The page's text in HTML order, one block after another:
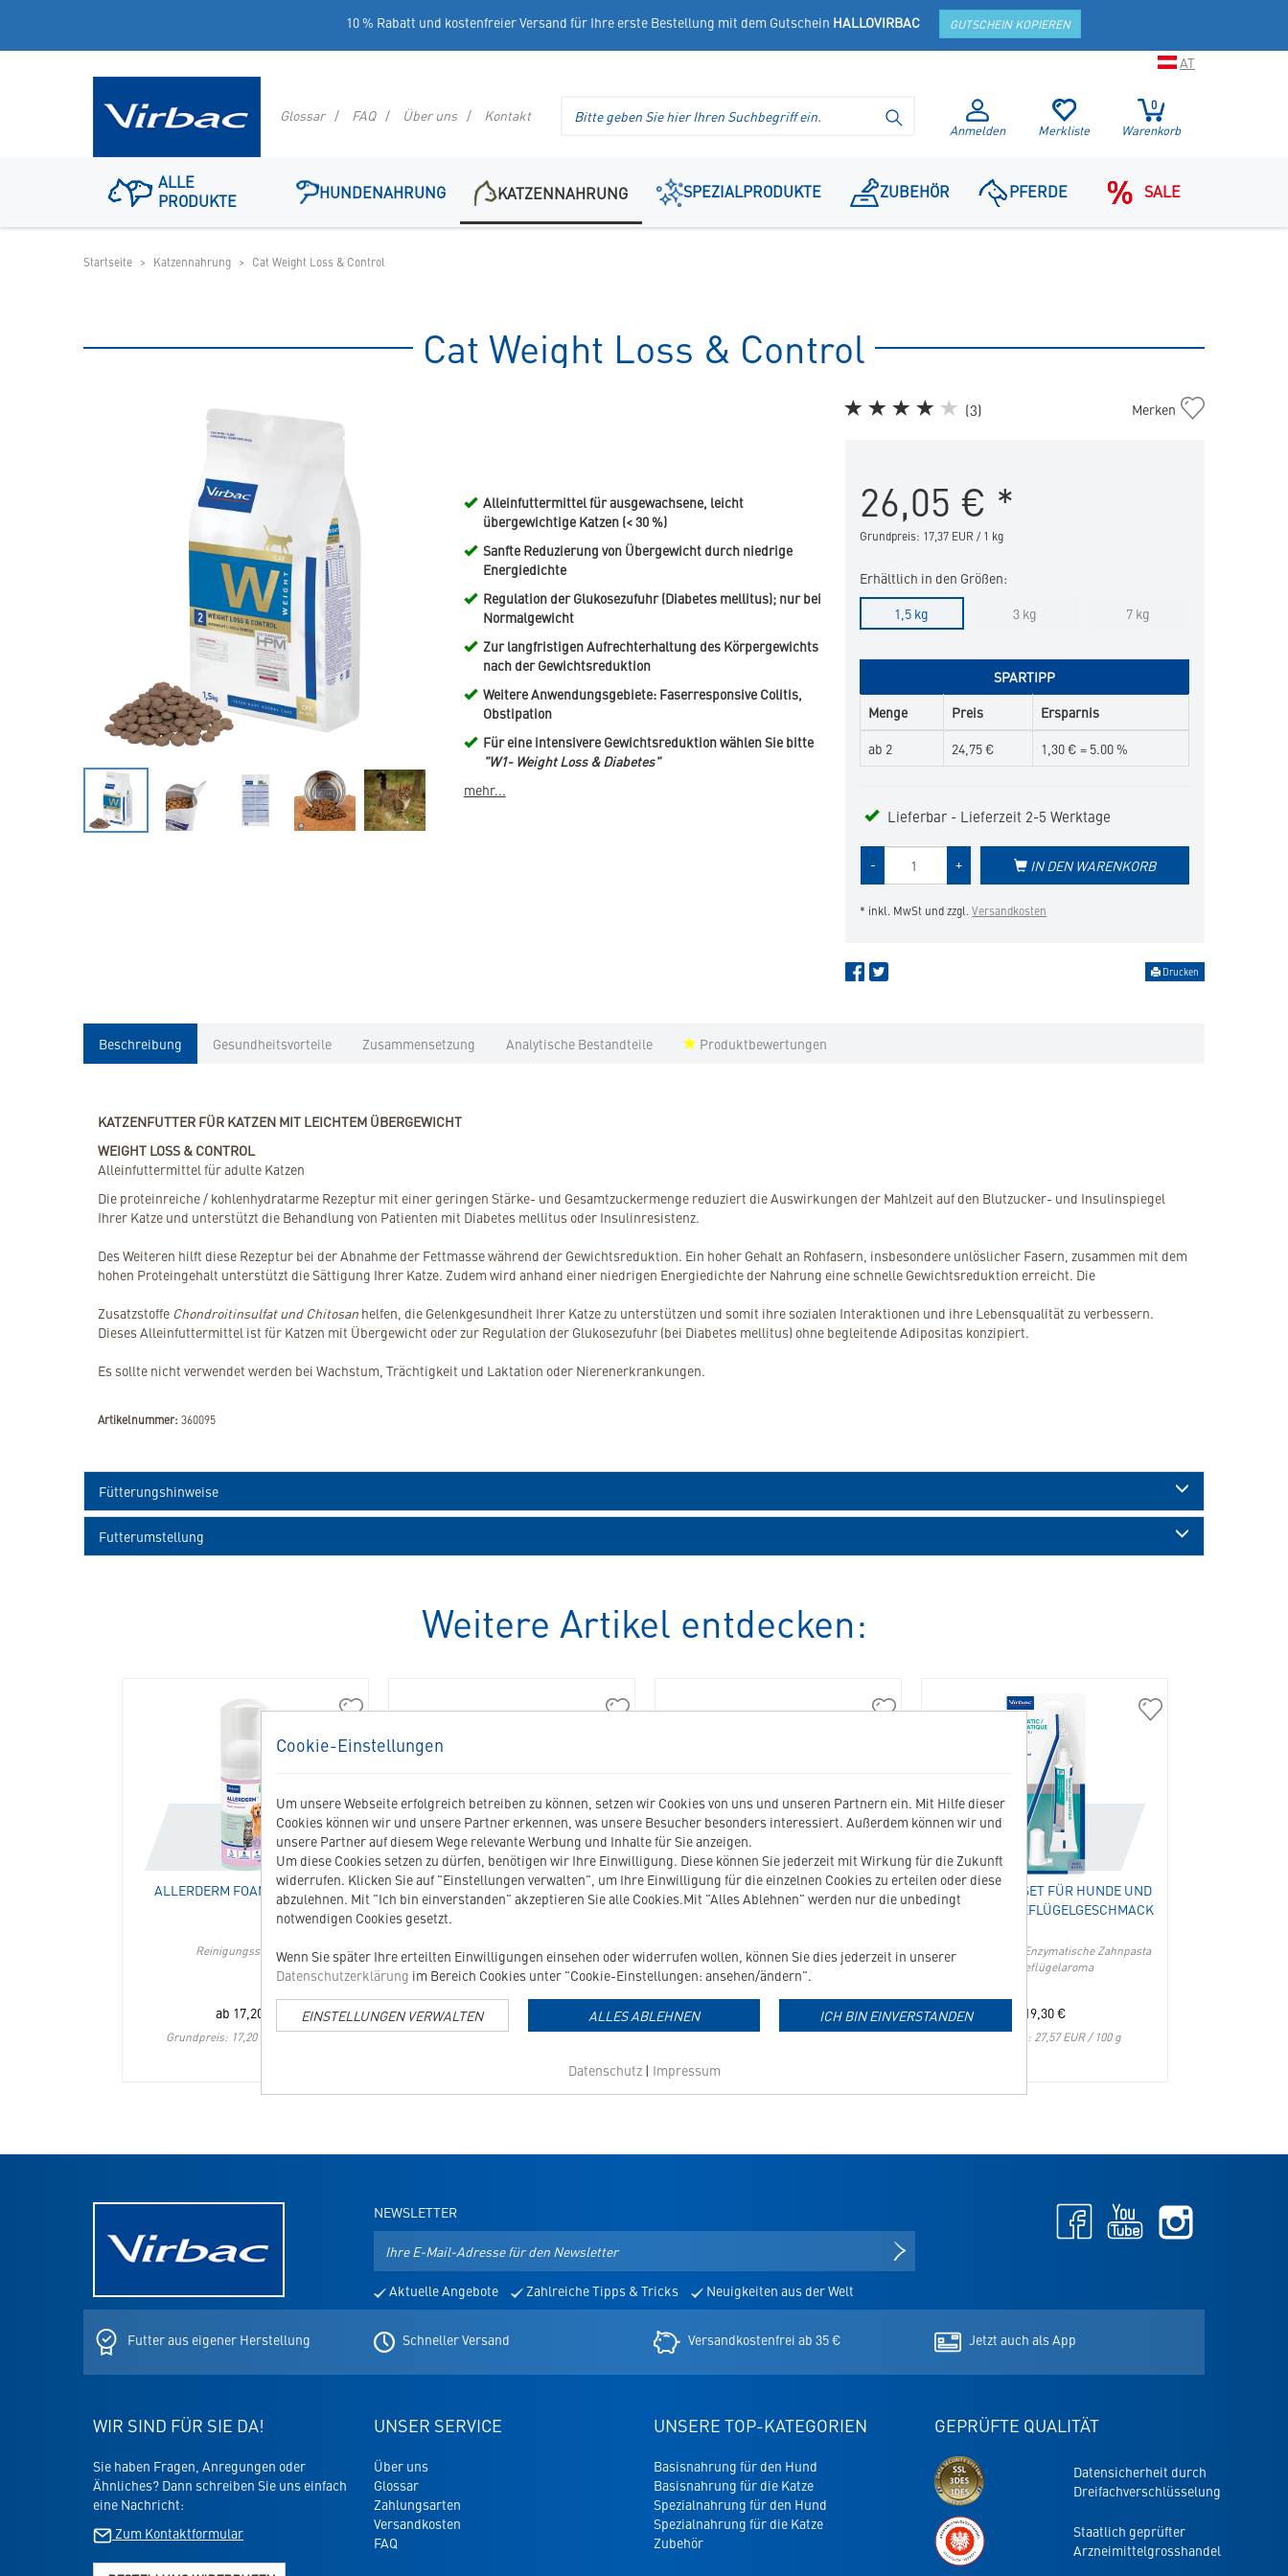
10 % Rabatt und kostenfreier Versand für Ihre erste Bestellung mit dem Gutschein HALLOVIRBAC GUTSCHEIN KOPIEREN
AT
Virbac
Ihr
Shop
Anmelden Merkliste
0
Warenkorb
SUCHE STARTEN
Glossar FAQ Über uns Kontakt
ALLE
PRODUKTE
HUNDENAHRUNG KATZENNAHRUNG SPEZIALPRODUKTE ZUBEHÖR PFERDE SALE
Startseite Katzennahrung Cat Weight Loss & Control
Cat Weight Loss & Control
Alleinfuttermittel für ausgewachsene, leicht
übergewichtige Katzen (< 30 %)
Sanfte Reduzierung von Übergewicht durch niedrige
Energiedichte
Regulation der Glukosezufuhr (Diabetes mellitus); nur bei
Normalgewicht
Zur langfristigen Aufrechterhaltung des Körpergewichts
nach der Gewichtsreduktion
Weitere Anwendungsgebiete: Faserresponsive Colitis,
Obstipation
Für eine intensivere Gewichtsreduktion wählen Sie bitte
"W1- Weight Loss & Diabetes"
mehr...
(3)
Cat
Merken
26,05 € *
Grundpreis: 17,37 EUR / 1 kg
Erhältlich in den Größen:
1,5 kg
3 kg 7 kg
SPARTIPP
Menge
Preis
Ersparnis
ab 2
24,75 € 1,30 € = 5.00 %
Lieferbar - Lieferzeit 2-5 Werktage
+
- IN DEN WARENKORB
* inkl. MwSt und zzgl.Versandkosten
Drucken
Beschreibung Gesundheitsvorteile Zusammensetzung Analytische Bestandteile Produktbewertungen
KATZENFUTTER FÜR KATZEN MIT LEICHTEM ÜBERGEWICHT
WEIGHT LOSS & CONTROL
Alleinfuttermittel für adulte Katzen
Die proteinreiche / kohlenhydratarme Rezeptur mit einer geringen Stärke- und Gesamtzuckermenge reduziert die Auswirkungen der Mahlzeit auf den Blutzucker- und Insulinspiegel
Ihrer Katze und unterstützt die Behandlung von Patienten mit Diabetes mellitus oder Insulinresistenz.
Des Weiteren hilft diese Rezeptur bei der Abnahme der Fettmasse während der Gewichtsreduktion. Ein hoher Gehalt an Rohfasern, insbesondere unlöslicher Fasern, zusammen mit dem
hohen Proteingehalt unterstützt die Sättigung Ihrer Katze. Zudem wird anhand einer niedrigen Energiedichte der Nahrung eine schnelle Gewichtsreduktion erreicht. Die
Zusatzstoffe Chondroitinsulfat und Chitosan helfen, die Gelenkgesundheit Ihrer Katze zu unterstützen und somit ihre sozialen Interaktionen und ihre Lebensqualität zu verbessern.
Dieses Alleinfuttermittel ist für Katzen mit Übergewicht oder zur Regulation der Glukosezufuhr (bei Diabetes mellitus) ohne begleitende Adipositas konzipiert.
Es sollte nicht verwendet werden bei Wachstum, Trächtigkeit und Laktation oder Nierenerkrankungen.
Artikelnummer: 360095
Fütterungshinweise
Futterumstellung
Weitere Artikel entdecken:
Allerderm
Foam
in
die
Merkliste
hinzufügen
ALLERDERM FOAM CLEANSER
Reinigungsschaum
ab 17,20
Grundpreis: 17,20 EUR / 100 ml
die
Merkliste
hinzufügen
FUTTERBEHÄLTER (3 KG)
Katze
in
die
Merkliste
hinzufügen
MESSBECHER SPEZIALNAHRUNG -
KATZE
303444
die
Merkliste
ZAHNPFLEGESET FÜR HUNDE UND
KATZEN MIT GEFLÜGELGESCHMACK
Zahnbürste und Enzymatische Zahnpasta
mit Geflügelaroma
19,30€
Grundpreis: 27,57 EUR / 100 g
Cookie-Einstellungen
Um unsere Webseite erfolgreich betreiben zu können, setzen wir Cookies von uns und unseren Partnern ein. Mit Hilfe dieser
Cookies können wir und unsere Partner erkennen, was unsere Besucher besonders interessiert. Außerdem können wir und
unsere Partner auf diesem Wege relevante Werbung und Inhalte für Sie anzeigen.
Um diese Cookies setzen zu dürfen, benötigen wir Ihre Einwilligung. Diese können Sie jederzeit mit Wirkung für die Zukunft
widerrufen. Klicken Sie auf "Einstellungen verwalten", um Ihre Einwilligung für die einzelnen Cookies zu erteilen oder diese
abzulehnen. Mit "Ich bin einverstanden" akzeptieren Sie alle Cookies.Mit "Alles Ablehnen" werden nur die unbedingt
notwendigen Cookies gesetzt.
Wenn Sie später Ihre erteilten Einwilligungen einsehen oder widerrufen wollen, können Sie dies jederzeit in unserer
Datenschutzerklärung im Bereich Cookies unter "Cookie-Einstellungen: ansehen/ändern".
ICH BIN EINVERSTANDEN
EINSTELLUNGEN VERWALTEN ALLES ABLEHNEN
Datenschutz| Impressum
NEWSLETTER
Mail-
für
Newsletter
NEWSLETTER ANMELDEN
Aktuelle Angebote Zahlreiche Tipps & Tricks Neuigkeiten aus der Welt
Facebook
Tab
Youtube
Tab
Tab
Futter aus eigener Herstellung
Schneller Versand Versandkostenfrei ab 35 € Jetzt auch als App
WIR SIND FÜR SIE DA!
Sie haben Fragen, Anregungen oder
Ähnliches? Dann schreiben Sie uns einfach
eine Nachricht:
Zum Kontaktformular
UNSER SERVICE
Über uns
Glossar
Zahlungsarten
Versandkosten
FAQ
UNSERE TOP-KATEGORIEN
Basisnahrung für den Hund
Basisnahrung für die Katze
Spezialnahrung für den Hund
Spezialnahrung für die Katze
Zubehör
GEPRÜFTE QUALITÄT
Datensicherheit durch
Dreifachverschlüsselung
Staatlich geprüfter
Arzneimittelgrosshandel